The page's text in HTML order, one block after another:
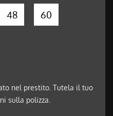
48 60
nel prestito. Tutela il tuo
sulla polizza.